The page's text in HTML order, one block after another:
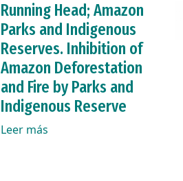
Running Head; Amazon
Parks and Indigenous
Reserves. Inhibition of
Amazon Deforestation
and Fire by Parks and
Indigenous Reserve
Leer más